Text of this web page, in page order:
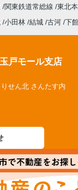
関東鉄道常総線 東北
小田林 結城 古河 下
戸モール支店
せん北 さんたす内